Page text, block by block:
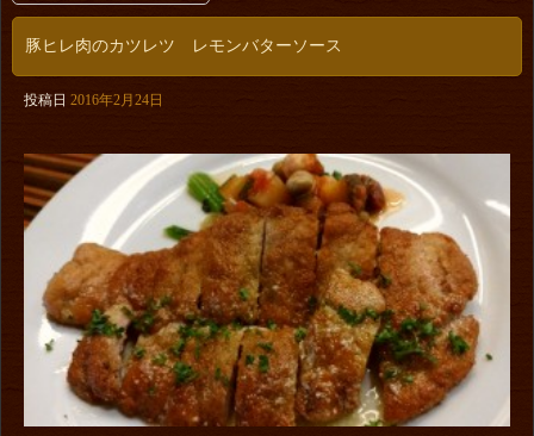
豚ヒレ肉のカツレツ レモンバターソース
投稿日 2016年2月24日